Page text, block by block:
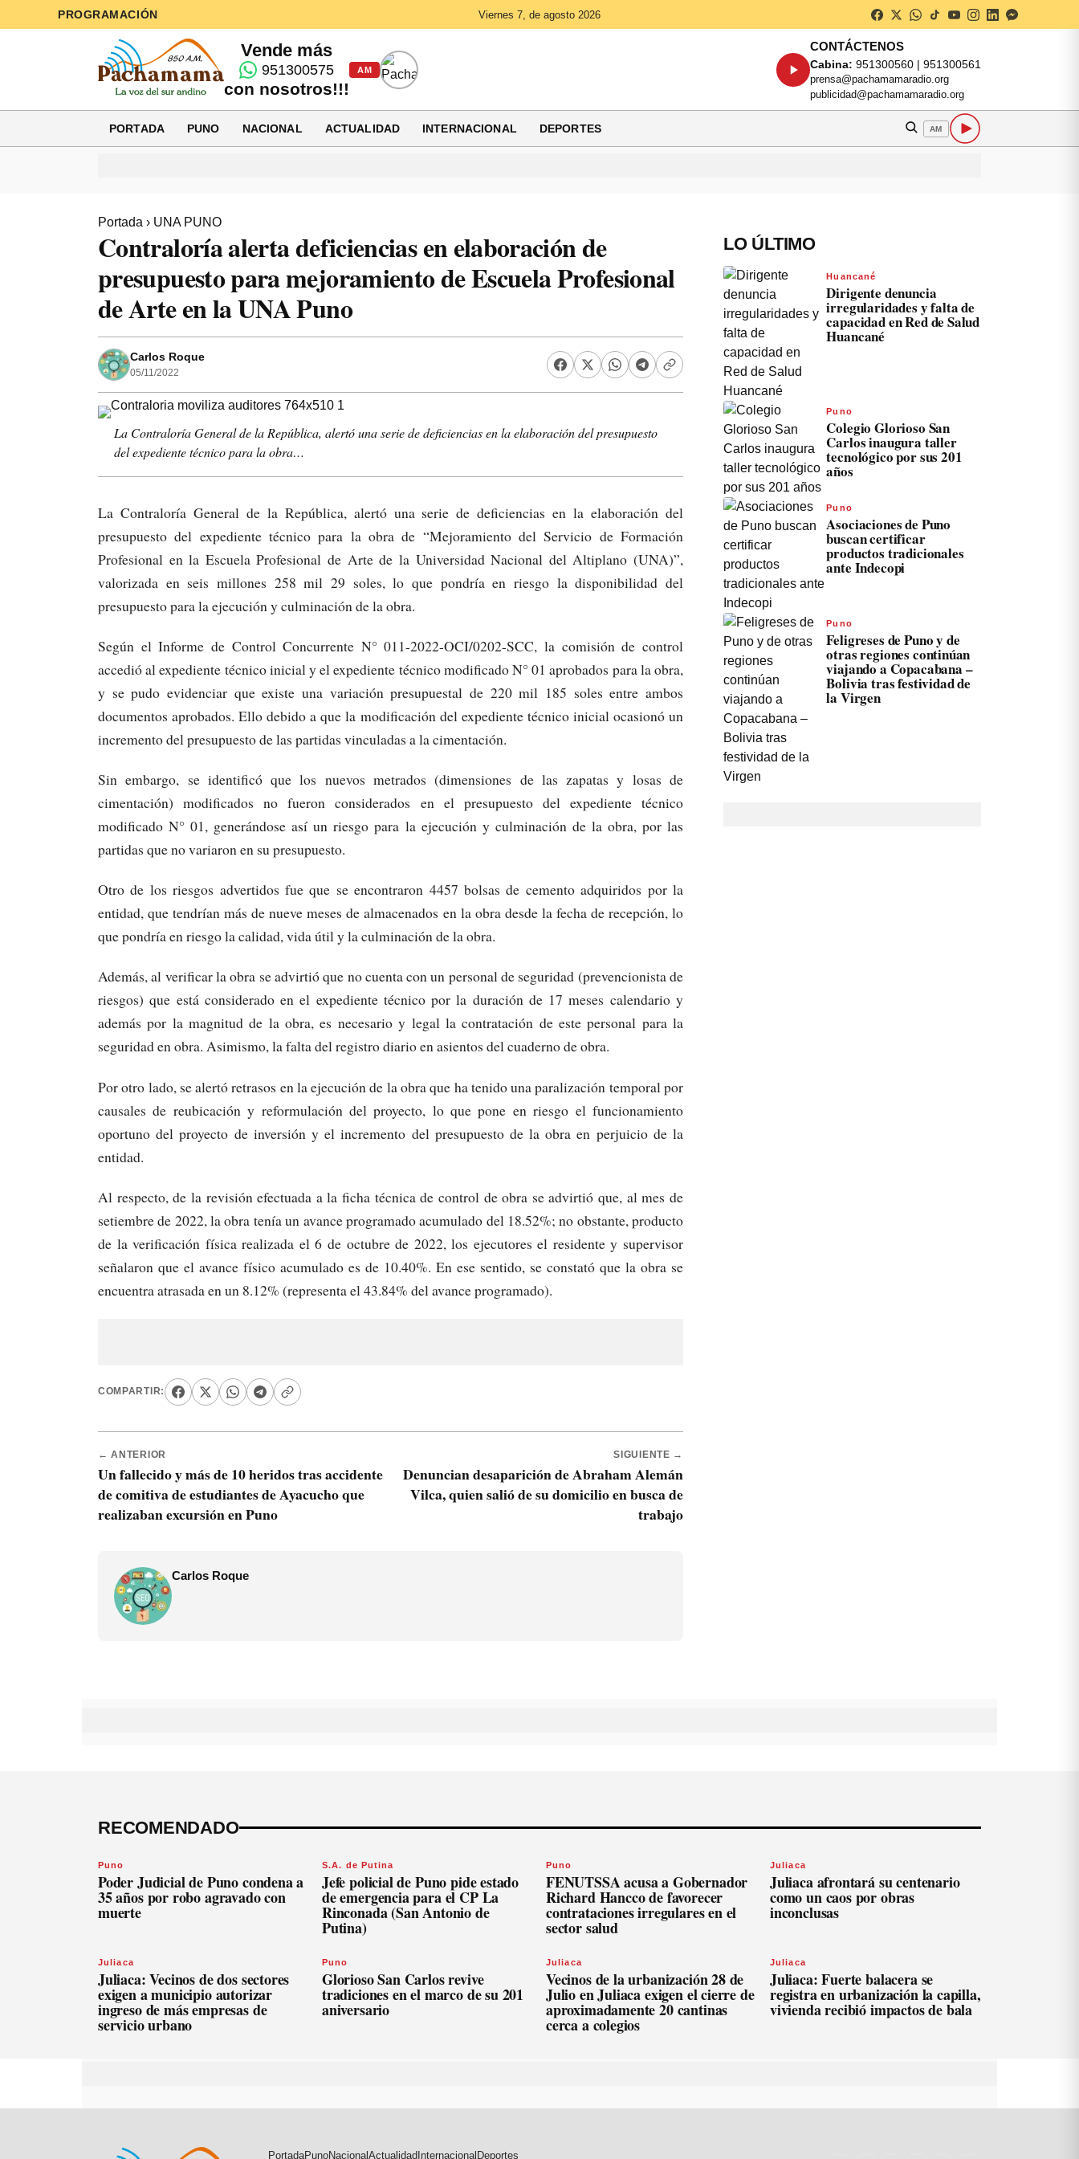
PROGRAMACIÓN Viernes 7, de agosto 2026
Vende más
951300575
con nosotros!!!
AM
CONTÁCTENOS
Cabina: 951300560 | 951300561
prensa@pachamamaradio.org
publicidad@pachamamaradio.org
PORTADA PUNO NACIONAL ACTUALIDAD INTERNACIONAL DEPORTES AM
Portada › UNA PUNO
Contraloría alerta deficiencias en elaboración de
presupuesto para mejoramiento de Escuela Profesional
de Arte en la UNA Puno
Carlos Roque
05/11/2022
La Contraloría General de la República, alertó una serie de deficiencias en la elaboración del presupuesto
del expediente técnico para la obra…
La Contraloría General de la República, alertó una serie de deficiencias en la elaboración del
presupuesto del expediente técnico para la obra de “Mejoramiento del Servicio de Formación
Profesional en la Escuela Profesional de Arte de la Universidad Nacional del Altiplano (UNA)”,
valorizada en seis millones 258 mil 29 soles, lo que pondría en riesgo la disponibilidad del
presupuesto para la ejecución y culminación de la obra.
Según el Informe de Control Concurrente N° 011-2022-OCI/0202-SCC, la comisión de control
accedió al expediente técnico inicial y el expediente técnico modificado N° 01 aprobados para la obra,
y se pudo evidenciar que existe una variación presupuestal de 220 mil 185 soles entre ambos
documentos aprobados. Ello debido a que la modificación del expediente técnico inicial ocasionó un
incremento del presupuesto de las partidas vinculadas a la cimentación.
Sin embargo, se identificó que los nuevos metrados (dimensiones de las zapatas y losas de
cimentación) modificados no fueron considerados en el presupuesto del expediente técnico
modificado N° 01, generándose así un riesgo para la ejecución y culminación de la obra, por las
partidas que no variaron en su presupuesto.
Otro de los riesgos advertidos fue que se encontraron 4457 bolsas de cemento adquiridos por la
entidad, que tendrían más de nueve meses de almacenados en la obra desde la fecha de recepción, lo
que pondría en riesgo la calidad, vida útil y la culminación de la obra.
Además, al verificar la obra se advirtió que no cuenta con un personal de seguridad (prevencionista de
riesgos) que está considerado en el expediente técnico por la duración de 17 meses calendario y
además por la magnitud de la obra, es necesario y legal la contratación de este personal para la
seguridad en obra. Asimismo, la falta del registro diario en asientos del cuaderno de obra.
Por otro lado, se alertó retrasos en la ejecución de la obra que ha tenido una paralización temporal por
causales de reubicación y reformulación del proyecto, lo que pone en riesgo el funcionamiento
oportuno del proyecto de inversión y el incremento del presupuesto de la obra en perjuicio de la
entidad.
Al respecto, de la revisión efectuada a la ficha técnica de control de obra se advirtió que, al mes de
setiembre de 2022, la obra tenía un avance programado acumulado del 18.52%; no obstante, producto
de la verificación física realizada el 6 de octubre de 2022, los ejecutores el residente y supervisor
señalaron que el avance físico acumulado es de 10.40%. En ese sentido, se constató que la obra se
encuentra atrasada en un 8.12% (representa el 43.84% del avance programado).
COMPARTIR:
← ANTERIOR
Un fallecido y más de 10 heridos tras accidente
de comitiva de estudiantes de Ayacucho que
realizaban excursión en Puno
SIGUIENTE →
Denuncian desaparición de Abraham Alemán
Vilca, quien salió de su domicilio en busca de
trabajo
Carlos Roque
LO ÚLTIMO
Huancané
Dirigente denuncia
irregularidades y falta de
capacidad en Red de Salud
Huancané
Puno
Colegio Glorioso San
Carlos inaugura taller
tecnológico por sus 201
años
Puno
Asociaciones de Puno
buscan certificar
productos tradicionales
ante Indecopi
Puno
Feligreses de Puno y de
otras regiones continúan
viajando a Copacabana –
Bolivia tras festividad de
la Virgen
RECOMENDADO
Puno
Poder Judicial de Puno condena a
35 años por robo agravado con
muerte
S.A. de Putina
Jefe policial de Puno pide estado
de emergencia para el CP La
Rinconada (San Antonio de
Putina)
Puno
FENUTSSA acusa a Gobernador
Richard Hancco de favorecer
contrataciones irregulares en el
sector salud
Juliaca
Juliaca afrontará su centenario
como un caos por obras
inconclusas
Juliaca
Juliaca: Vecinos de dos sectores
exigen a municipio autorizar
ingreso de más empresas de
servicio urbano
Puno
Glorioso San Carlos revive
tradiciones en el marco de su 201
aniversario
Juliaca
Vecinos de la urbanización 28 de
Julio en Juliaca exigen el cierre de
aproximadamente 20 cantinas
cerca a colegios
Juliaca
Juliaca: Fuerte balacera se
registra en urbanización la capilla,
vivienda recibió impactos de bala
PortadaPunoNacional Actualidad Internacional Deportes